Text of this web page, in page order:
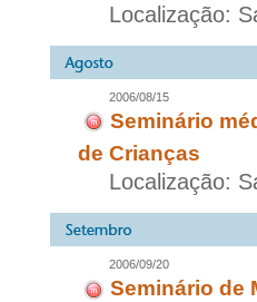
Localização:
2006/08/15
Seminário
de Crianças
Localização:
2006/09/20
Seminário de